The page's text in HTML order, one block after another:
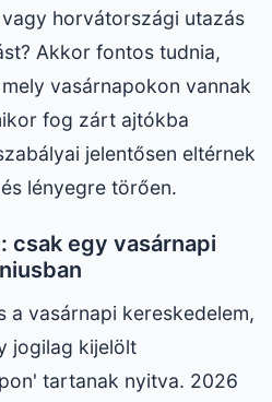
horvátországi utazás
Akkor fontos tudnia,
vasárnapokon vannak
fog zárt ajtókba
jelentősen eltérnek
lényegre törően.
egy vasárnapi
a vasárnapi kereskedelem,
jogilag kijelölt
tartanak nyitva. 2026